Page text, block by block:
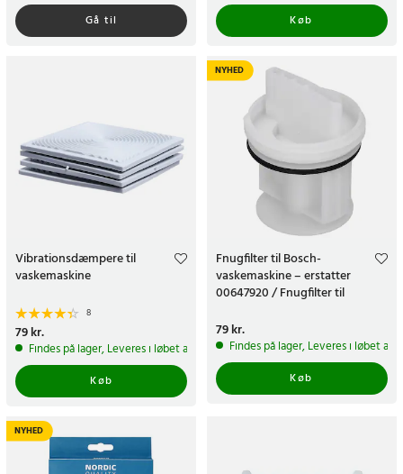
Gå til
Køb
Vibrationsdæmpere til
vaskemaskine
8
Pris:79 kr.
79 kr.
Findes på lager, Leveres i løbet af 1-2 hverdage
Køb
NYHED
Fnugfilter til Bosch-
vaskemaskine – erstatter
00647920 / Fnugfilter til
Pris:79 kr.
79 kr.
Findes på lager, Leveres i løbet af
Køb
NYHED